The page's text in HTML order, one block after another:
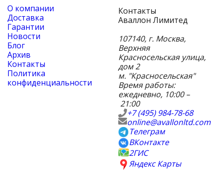
О компании
Доставка
Гарантии
Новости
Блог
Архив
Контакты
Политика
конфиденциальности
Контакты
Аваллон Лимитед
107140, г. Москва,
Верхняя
Красносельская улица,
дом 2
м. "Красносельская"
Время работы:
ежедневно, 10:00 –
21:00
+7 (495) 984-78-68
online@avallonltd.com
Телеграм
ВКонтакте
2ГИС
Яндекс Карты